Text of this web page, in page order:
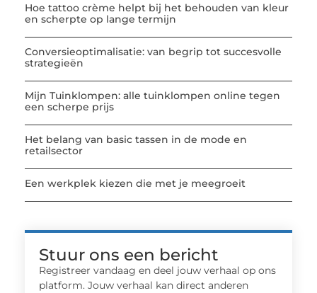
Hoe tattoo crème helpt bij het behouden van kleur
en scherpte op lange termijn
Conversieoptimalisatie: van begrip tot succesvolle
strategieën
Mijn Tuinklompen: alle tuinklompen online tegen
een scherpe prijs
Het belang van basic tassen in de mode en
retailsector
Een werkplek kiezen die met je meegroeit
Stuur ons een bericht
Registreer vandaag en deel jouw verhaal op ons
platform. Jouw verhaal kan direct anderen